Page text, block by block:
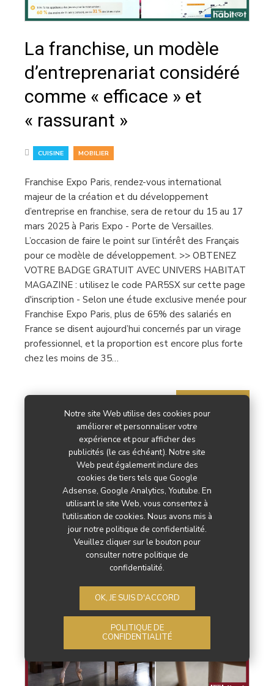
Notre site Web utilise des cookies pour
améliorer et personnaliser votre
expérience et pour afficher des
publicités (le cas échéant). Notre site
Web peut également inclure des
cookies de tiers tels que Google
Adsense, Google Analytics, Youtube. En
utilisant le site Web, vous consentez à
l'utilisation de cookies. Nous avons mis à
jour notre politique de confidentialité.
Veuillez cliquer sur le bouton pour
consulter notre politique de
confidentialité.
OK, JE SUIS D'ACCORD
POLITIQUE DE
CONFIDENTIALITÉ
La franchise, un modèle
d’entreprenariat considéré
comme « efficace » et
« rassurant »
CUISINE MOBILIER
Franchise Expo Paris, rendez-vous international
majeur de la création et du développement
d’entreprise en franchise, sera de retour du 15 au 17
mars 2025 à Paris Expo - Porte de Versailles.
L’occasion de faire le point sur l’intérêt des Français
pour ce modèle de développement. >> OBTENEZ
VOTRE BADGE GRATUIT AVEC UNIVERS HABITAT
MAGAZINE : utilisez le code PAR5SX sur cette page
d'inscription - Selon une étude exclusive menée pour
Franchise Expo Paris, plus de 65% des salariés en
France se disent aujourd’hui concernés par un virage
professionnel, et la proportion est encore plus forte
chez les moins de 35…
25 FÉV 2025
Par
Maxime Gouet